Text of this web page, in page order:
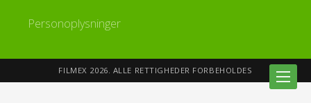
Personoplysninger
FILMEX 2026. ALLE RETTIGHEDER FORBEHOLDES